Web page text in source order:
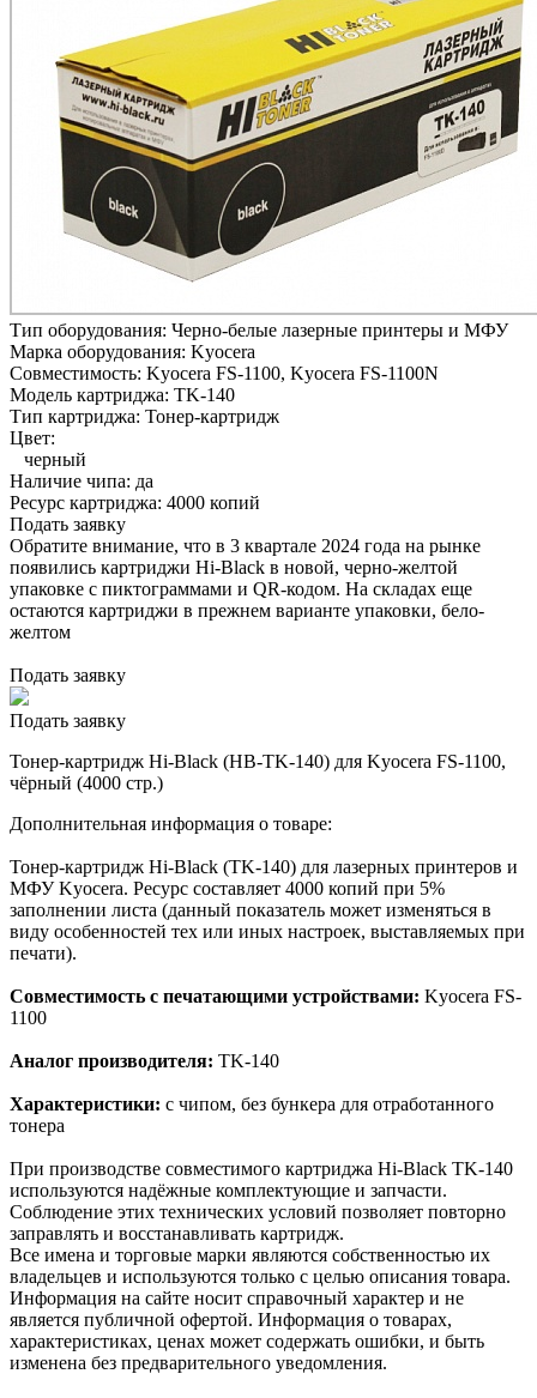
Тип оборудования: Черно-белые лазерные принтеры и МФУ
Марка оборудования: Kyocera
Совместимость: Kyocera FS-1100, Kyocera FS-1100N
Модель картриджа: TK-140
Тип картриджа: Тонер-картридж
Цвет:
черный
Наличие чипа: да
Ресурс картриджа: 4000 копий
Подать заявку
Обратите внимание, что в 3 квартале 2024 года на рынке
появились картриджи Hi-Black в новой, черно-желтой
упаковке с пиктограммами и QR-кодом. На складах еще
остаются картриджи в прежнем варианте упаковки, бело-
желтом
Подать заявку
Подать заявку
Тонер-картридж Hi-Black (HB-TK-140) для Kyocera FS-1100,
чёрный (4000 стр.)
Дополнительная информация о товаре:
Тонер-картридж Hi-Black (TK-140) для лазерных принтеров и
МФУ Kyocera. Ресурс составляет 4000 копий при 5%
заполнении листа (данный показатель может изменяться в
виду особенностей тех или иных настроек, выставляемых при
печати).
Совместимость с печатающими устройствами: Kyocera FS-
1100
Аналог производителя: TK-140
Характеристики: с чипом, без бункера для отработанного
тонера
При производстве совместимого картриджа Hi-Black TK-140
используются надёжные комплектующие и запчасти.
Соблюдение этих технических условий позволяет повторно
заправлять и восстанавливать картридж.
Все имена и торговые марки являются собственностью их
владельцев и используются только с целью описания товара.
Информация на сайте носит справочный характер и не
является публичной офертой. Информация о товарах,
характеристиках, ценах может содержать ошибки, и быть
изменена без предварительного уведомления.